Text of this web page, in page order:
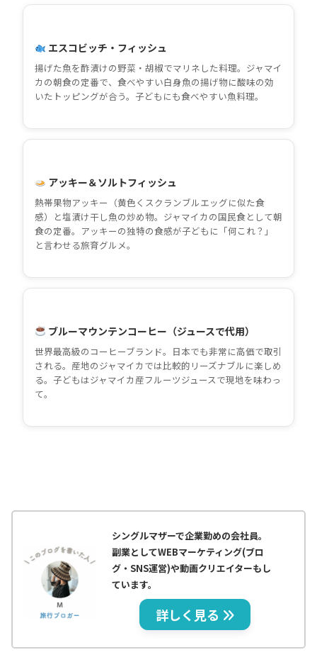
エスコビッチ・フィッシュ
揚げた魚を酢漬けの野菜・胡椒でマリネした料理。ジャマイ
カの朝食の定番で、食べやすい白身魚の揚げ物に酸味の効
いたトッピングが合う。子どもにも食べやすい魚料理。
アッキー＆ソルトフィッシュ
熱帯果物アッキー（黄色くスクランブルエッグに似た食
感）と塩漬け干し魚の炒め物。ジャマイカの国民食として朝
食の定番。アッキーの独特の食感が子どもに「何これ？」
と言わせる旅育グルメ。
ブルーマウンテンコーヒー（ジュースで代用）
世界最高級のコーヒーブランド。日本でも非常に高価で取引
される。産地のジャマイカでは比較的リーズナブルに楽しめ
る。子どもはジャマイカ産フルーツジュースで現地を味わっ
て。
シングルマザーで企業勤めの会社員。
副業としてWEBマーケティング(ブロ
グ・SNS運営)や動画クリエイターもし
ています。
詳しく見る